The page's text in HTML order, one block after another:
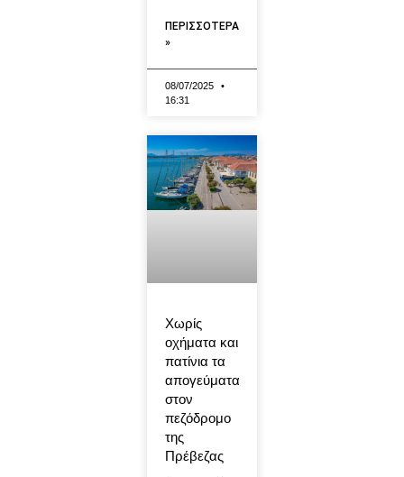
ΠΕΡΙΣΣΟΤΕΡΑ
»
08/07/2025
16:31
Χωρίς
οχήματα και
πατίνια τα
απογεύματα
στον
πεζόδρομο
της
Πρέβεζας